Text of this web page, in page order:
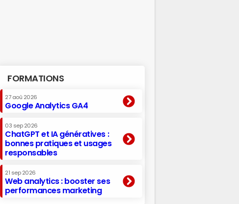
FORMATIONS
27 aoû 2026
Google Analytics GA4
03 sep 2026
ChatGPT et IA génératives :
bonnes pratiques et usages
responsables
21 sep 2026
Web analytics : booster ses
performances marketing